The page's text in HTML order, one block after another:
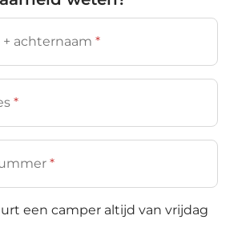
achternaam *
*
*
een camper altijd van vrijdag